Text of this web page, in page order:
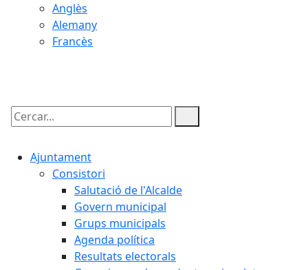
Anglès
Alemany
Francès
Cercar:
Ajuntament
Consistori
Salutació de l'Alcalde
Govern municipal
Grups municipals
Agenda política
Resultats electorals